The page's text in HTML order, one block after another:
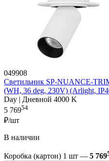
049908
Светильник SP-NUANCE-
(WH, 36 deg, 230V) (Arlight,
Day | Дневной 4000 K
5 76954
₽/шт
В наличии
Коробка (картон) 1 шт — 5 769